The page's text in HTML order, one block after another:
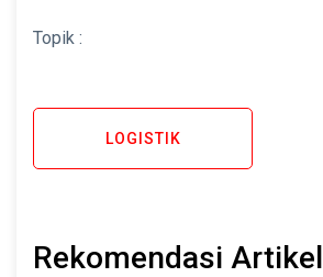
Topik :
LOGISTIK
Rekomendasi Artikel